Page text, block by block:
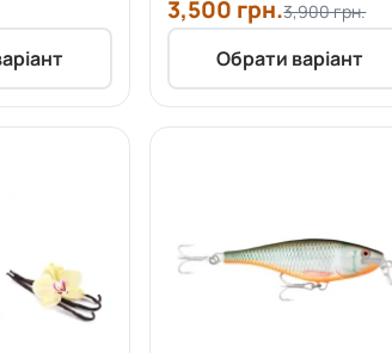
3,500 грн.3,900 грн.
Обрати варіант